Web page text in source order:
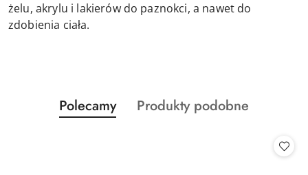
żelu, akrylu i lakierów do paznokci, a nawet do
zdobienia ciała.
Pomiń karuzelę produktów
Produkty
o
Polecamy
Produkty
Produkty podobne